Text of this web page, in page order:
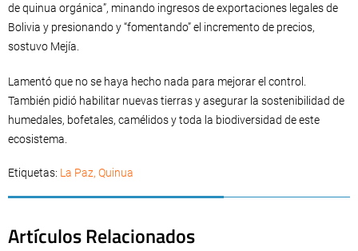
de quinua orgánica”, minando ingresos de exportaciones legales de
Bolivia y presionando y “fomentando” el incremento de precios,
sostuvo Mejía.
Lamentó que no se haya hecho nada para mejorar el control.
También pidió habilitar nuevas tierras y asegurar la sostenibilidad de
humedales, bofetales, camélidos y toda la biodiversidad de este
ecosistema.
Etiquetas: La Paz, Quinua
Artículos Relacionados